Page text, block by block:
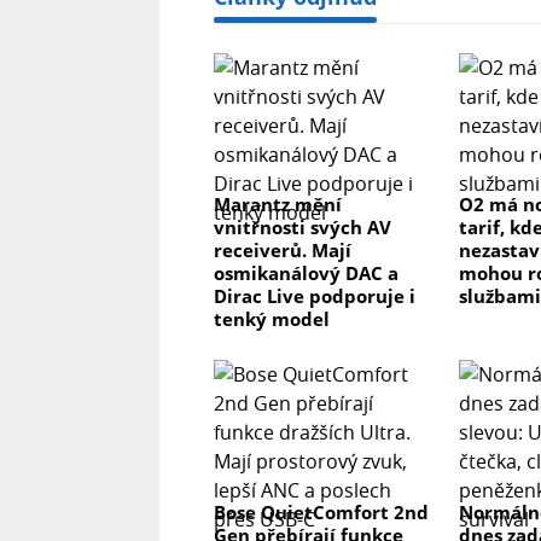
Marantz mění
vnitřnosti svých AV
receiverů. Mají
osmikanálový DAC a
Dirac Live podporuje i
tenký model
O2 má
tarif,
mohou
Bose QuietComfort 2nd
Gen přebírají funkce
dnes